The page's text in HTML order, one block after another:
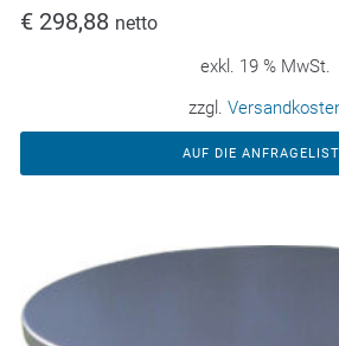
€ 298,88 netto
exkl. 19 % MwSt.
zzgl.
AUF DIE